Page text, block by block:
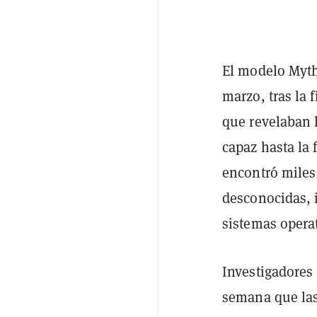
El modelo
marzo, tras la
que revelaban
capaz hasta la
encontró
sistemas
semana que